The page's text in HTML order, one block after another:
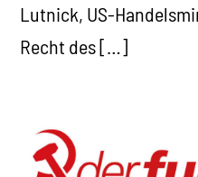
Lutnick, US-
Recht des […]